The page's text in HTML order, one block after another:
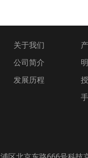
关于我们
公司简介
发展历程